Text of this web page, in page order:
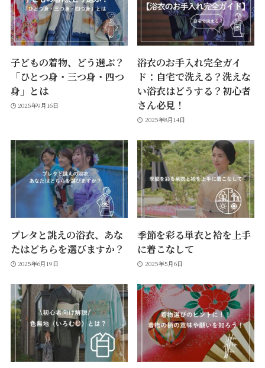
子どもの着物、どう選ぶ？
「ひとつ身・三つ身・四つ
身」とは
2025年9月16日
浴衣のお手入れ完全ガイ
ド：自宅で洗える？洗えな
い浴衣はどうする？初心者
さん必見！
2025年8月14日
プレタと誂えの浴衣、あな
たはどちらを選びますか？
2025年6月19日
季節を彩る単衣と袷を上手
に着こなして
2025年5月6日